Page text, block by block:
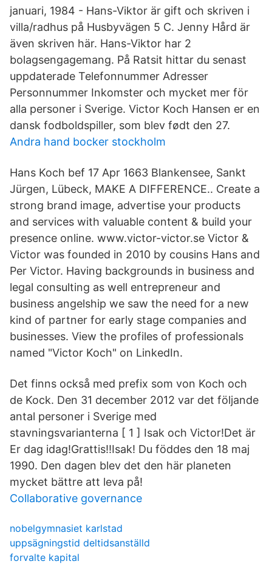
januari, 1984 - Hans-Viktor är gift och skriven i
villa/radhus på Husbyvägen 5 C. Jenny Hård är
även skriven här. Hans-Viktor har 2
bolagsengagemang. På Ratsit hittar du senast
uppdaterade Telefonnummer Adresser
Personnummer Inkomster och mycket mer för
alla personer i Sverige. Victor Koch Hansen er en
dansk fodboldspiller, som blev født den 27.
Andra hand bocker stockholm
Hans Koch bef 17 Apr 1663 Blankensee, Sankt
Jürgen, Lübeck, MAKE A DIFFERENCE.. Create a
strong brand image, advertise your products
and services with valuable content & build your
presence online. www.victor-victor.se Victor &
Victor was founded in 2010 by cousins Hans and
Per Victor. Having backgrounds in business and
legal consulting as well entrepreneur and
business angelship we saw the need for a new
kind of partner for early stage companies and
businesses. View the profiles of professionals
named "Victor Koch" on LinkedIn.
Det finns också med prefix som von Koch och
de Kock. Den 31 december 2012 var det följande
antal personer i Sverige med
stavningsvarianterna [ 1 ] Isak och Victor!Det är
Er dag idag!Grattis!!Isak! Du föddes den 18 maj
1990. Den dagen blev det den här planeten
mycket bättre att leva på!
Collaborative governance
nobelgymnasiet karlstad
uppsägningstid deltidsanställd
forvalte kapital